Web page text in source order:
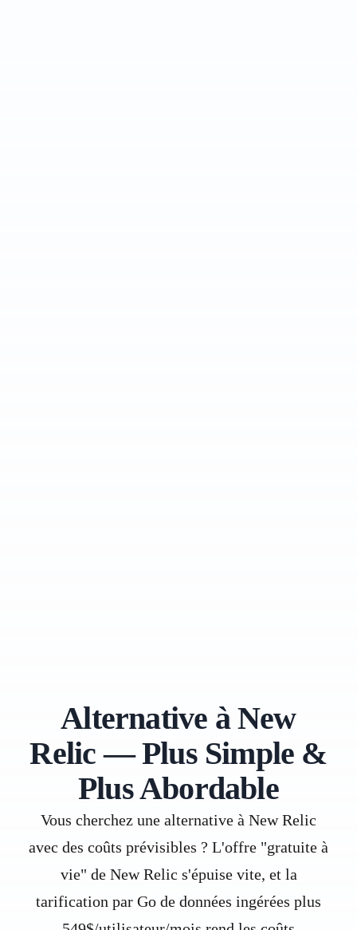
Alternative à New
Relic — Plus Simple &
Plus Abordable
Vous cherchez une alternative à New Relic
avec des coûts prévisibles ? L'offre "gratuite à
vie" de New Relic s'épuise vite, et la
tarification par Go de données ingérées plus